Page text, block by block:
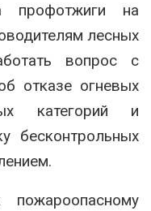
профотжиги на
лесных
вопрос с
отказе огневых
категорий и
бесконтрольных